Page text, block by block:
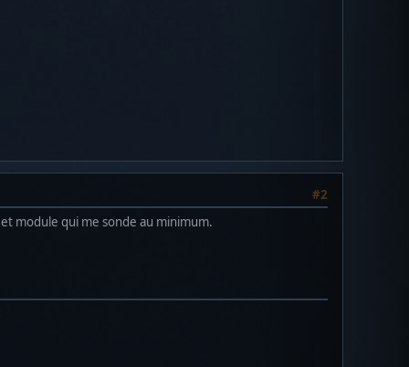
#2
module qui me sonde au minimum.